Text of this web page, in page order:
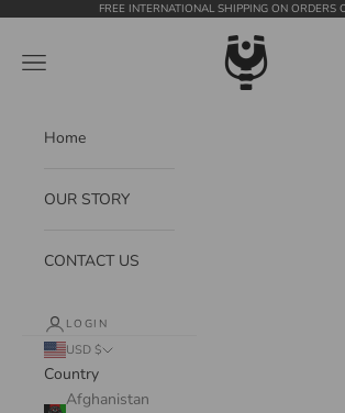
Skip to contentFREE INTERNATIONAL SHIPPING ON ORDERS
WildTension
Navigation menu
Home
OUR STORY
CONTACT US
LOGIN
USD $
Country
Afghanistan